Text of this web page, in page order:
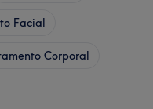
Facial
Corporal